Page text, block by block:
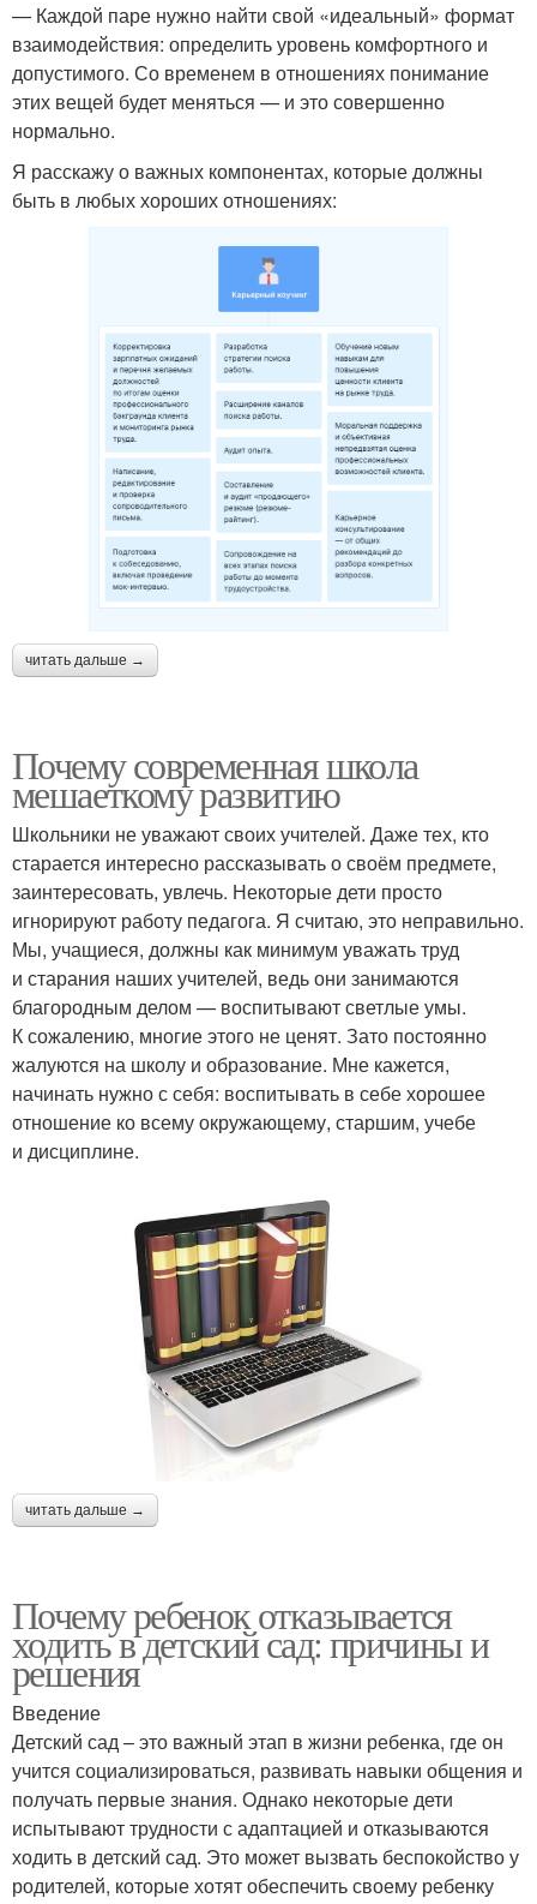
— Каждой паре нужно найти свой «идеальный» формат
взаимодействия: определить уровень комфортного и
допустимого. Со временем в отношениях понимание
этих вещей будет меняться — и это совершенно
нормально.
Я расскажу о важных компонентах, которые должны
быть в любых хороших отношениях:
читать дальше →
Почему современная школа
мешаеткому развитию
Школьники не уважают своих учителей. Даже тех, кто
старается интересно рассказывать о своём предмете,
заинтересовать, увлечь. Некоторые дети просто
игнорируют работу педагога. Я считаю, это неправильно.
Мы, учащиеся, должны как минимум уважать труд
и старания наших учителей, ведь они занимаются
благородным делом — воспитывают светлые умы.
К сожалению, многие этого не ценят. Зато постоянно
жалуются на школу и образование. Мне кажется,
начинать нужно с себя: воспитывать в себе хорошее
отношение ко всему окружающему, старшим, учебе
и дисциплине.
читать дальше →
Почему ребенок отказывается
ходить в детский сад: причины и
решения
Введение
Детский сад – это важный этап в жизни ребенка, где он
учится социализироваться, развивать навыки общения и
получать первые знания. Однако некоторые дети
испытывают трудности с адаптацией и отказываются
ходить в детский сад. Это может вызвать беспокойство у
родителей, которые хотят обеспечить своему ребенку